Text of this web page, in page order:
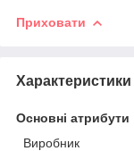
Приховати
Характеристики
Основні атрибути
Виробник